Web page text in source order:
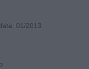
01/2013